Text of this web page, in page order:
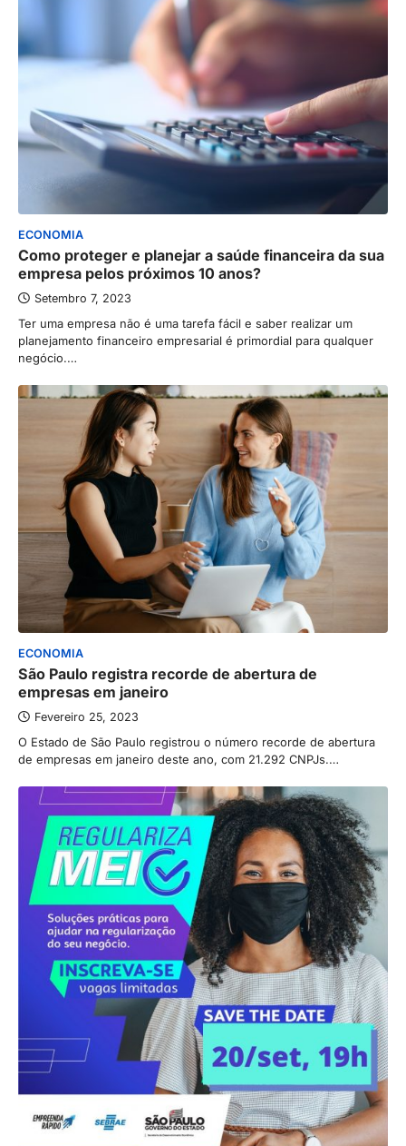
ECONOMIA
Como proteger e planejar a saúde financeira da sua
empresa pelos próximos 10 anos?
Setembro 7, 2023
Ter uma empresa não é uma tarefa fácil e saber realizar um
planejamento financeiro empresarial é primordial para qualquer
negócio.…
ECONOMIA
São Paulo registra recorde de abertura de
empresas em janeiro
Fevereiro 25, 2023
O Estado de São Paulo registrou o número recorde de abertura
de empresas em janeiro deste ano, com 21.292 CNPJs.…